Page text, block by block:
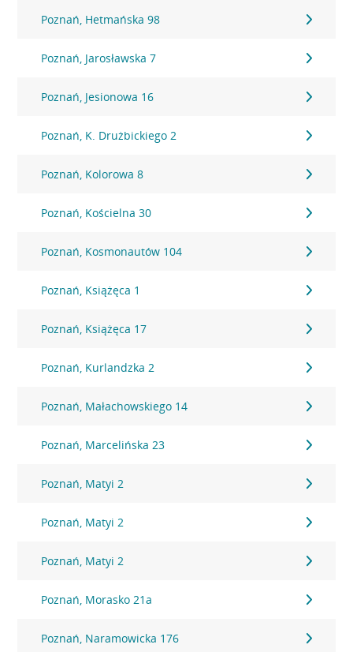
Poznań, Hetmańska 98
Poznań, Jarosławska 7
Poznań, Jesionowa 16
Poznań, K. Drużbickiego 2
Poznań, Kolorowa 8
Poznań, Kościelna 30
Poznań, Kosmonautów 104
Poznań, Książęca 1
Poznań, Książęca 17
Poznań, Kurlandzka 2
Poznań, Małachowskiego 14
Poznań, Marcelińska 23
Poznań, Matyi 2
Poznań, Matyi 2
Poznań, Matyi 2
Poznań, Morasko 21a
Poznań, Naramowicka 176